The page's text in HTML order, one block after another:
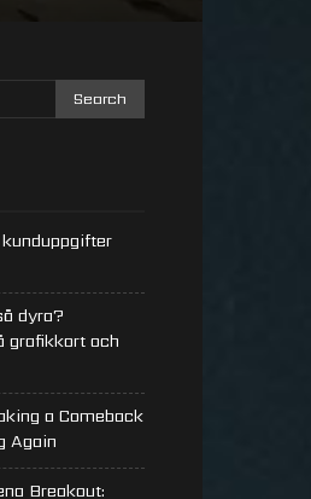
dyra?
grafikkort och
a Comeback
Again
Breakout: